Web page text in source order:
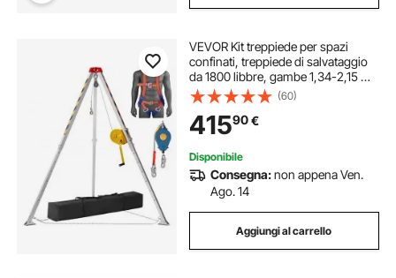
VEVOR Kit treppiede per spazi
confinati, treppiede di salvataggio
da 1800 libbre, gambe 1,34-2,15 m,
cavo da 30 m, imbracatura,
custodia per spazi ristretti
tradizionali
(60)
41590€
Disponibile
Consegna:non appena Ven.
Ago. 14
Aggiungi al carrello